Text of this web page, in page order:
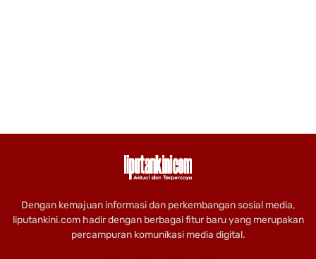
Dengan kemajuan informasi dan perkembangan sosial media,
liputankini.com hadir dengan berbagai fitur baru yang merupakan
percampuran komunikasi media digital.